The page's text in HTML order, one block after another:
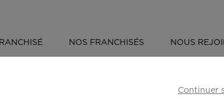
NOS FRANCHISÉS NOUS
Continuer